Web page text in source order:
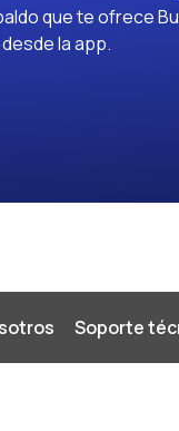
que te ofrece
la app.
Soporte